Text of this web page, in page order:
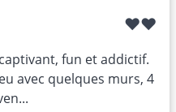
♥♥
fun et addictif.
avec quelques murs, 4